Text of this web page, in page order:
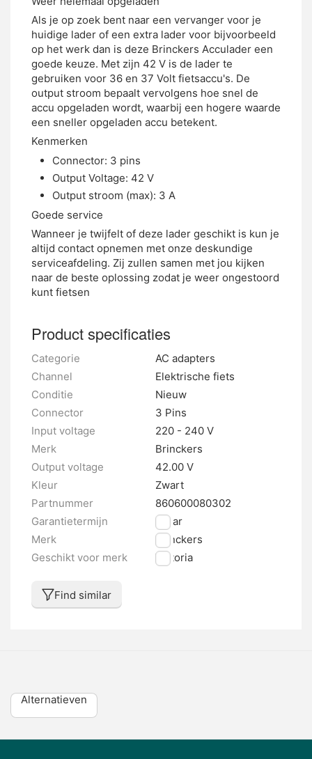
Als je op zoek bent naar een vervanger voor je
huidige lader of een extra lader voor bijvoorbeeld
op het werk dan is deze Brinckers Acculader een
goede keuze. Met zijn 42 V is de lader te
gebruiken voor 36 en 37 Volt fietsaccu's. De
output stroom bepaalt vervolgens hoe snel de
accu opgeladen wordt, waarbij een hogere waarde
een sneller opgeladen accu betekent.
Kenmerken
Connector: 3 pins
Output Voltage: 42 V
Output stroom (max): 3 A
Goede service
Wanneer je twijfelt of deze lader geschikt is kun je
altijd contact opnemen met onze deskundige
serviceafdeling. Zij zullen samen met jou kijken
naar de beste oplossing zodat je weer ongestoord
kunt fietsen
Product specificaties
Categorie
AC adapters
Channel
Elektrische fiets
Conditie
Nieuw
Connector
3 Pins
Input voltage
220 - 240 V
Merk
Brinckers
Output voltage
42.00 V
Kleur
Zwart
Partnummer
860600080302
Garantietermijn
2 jaar
Merk
Brinckers
Geschikt voor merk
Victoria
Find similar
Alternatieven